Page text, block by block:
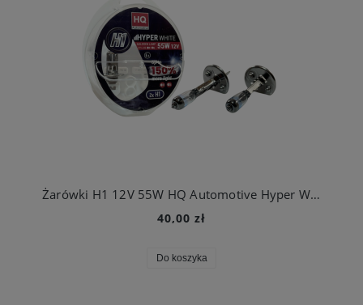
Żarówki H1 12V 55W HQ Automotive Hyper White +150%
40,00 zł
Do koszyka